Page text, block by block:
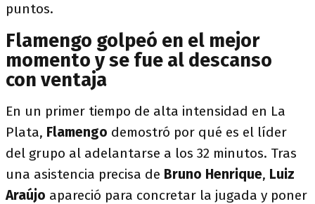
puntos.
Flamengo golpeó en el mejor
momento y se fue al descanso
con ventaja
En un primer tiempo de alta intensidad en La
Plata, Flamengo demostró por qué es el líder
del grupo al adelantarse a los 32 minutos. Tras
una asistencia precisa de Bruno Henrique, Luiz
Araújo apareció para concretar la jugada y poner